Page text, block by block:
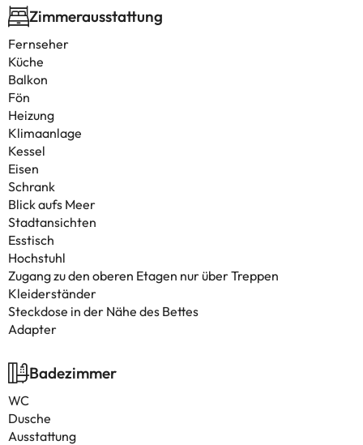
Zimmerausstattung
Fernseher
Küche
Balkon
Fön
Heizung
Klimaanlage
Kessel
Eisen
Schrank
Blick aufs Meer
Stadtansichten
Esstisch
Hochstuhl
Zugang zu den oberen Etagen nur über Treppen
Kleiderständer
Steckdose in der Nähe des Bettes
Adapter
Badezimmer
WC
Dusche
Ausstattung